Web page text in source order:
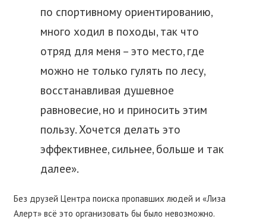
по спортивному ориентированию,
много ходил в походы, так что
отряд для меня – это место, где
можно не только гулять по лесу,
восстанавливая душевное
равновесие, но и приносить этим
пользу. Хочется делать это
эффективнее, сильнее, больше и так
далее».
Без друзей Центра поиска пропавших людей и «Лиза
Алерт» всё это организовать бы было невозможно.